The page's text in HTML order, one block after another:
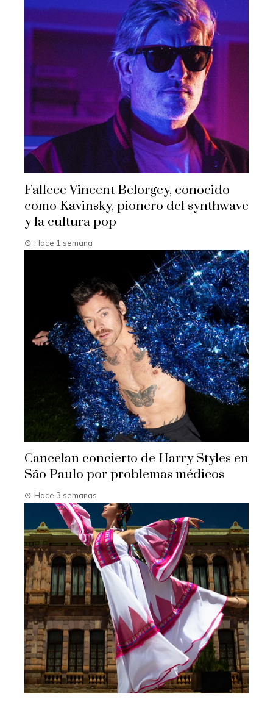
Fallece Vincent Belorgey, conocido
como Kavinsky, pionero del synthwave
y la cultura pop
Hace 1 semana
Cancelan concierto de Harry Styles en
São Paulo por problemas médicos
Hace 3 semanas